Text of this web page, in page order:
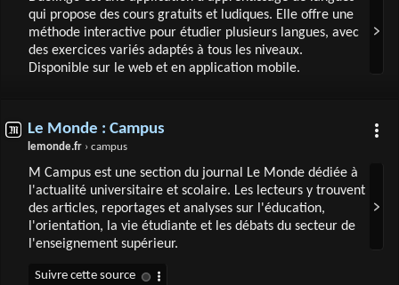
qui propose des cours gratuits et ludiques. Elle offre une
méthode interactive pour étudier plusieurs langues, avec
des exercices variés adaptés à tous les niveaux.
Disponible sur le web et en application mobile.
Le Monde : Campus
lemonde.fr › campus
M Campus est une section du journal Le Monde dédiée à
l'actualité universitaire et scolaire. Les lecteurs y trouvent
des articles, reportages et analyses sur l'éducation,
l'orientation, la vie étudiante et les débats du secteur de
l'enseignement supérieur.